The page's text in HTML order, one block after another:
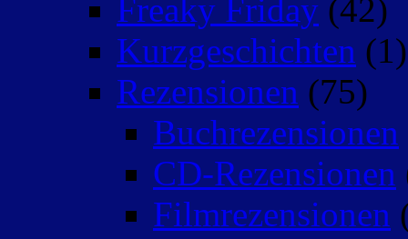
Freaky Friday (42)
Kurzgeschichten (1)
Rezensionen (75)
Buchrezensionen
CD-Rezensionen
Filmrezensionen